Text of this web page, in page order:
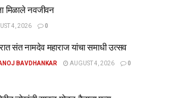
मिळाले नवजीवन
4, 2026 0
संत नामदेव महाराज यांचा समाधी उत्सव
BAVDHANKAR AUGUST 4, 2026 0